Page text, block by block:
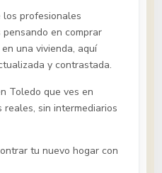
profesionales
en comprar
una vivienda, aquí
y contrastada.
Toledo que ves en
sin intermediarios
tu nuevo hogar con